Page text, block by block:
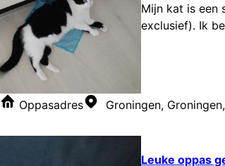
Mijn kat is een
exclusief). Ik
Oppasadres Groningen,
Leuke oppas